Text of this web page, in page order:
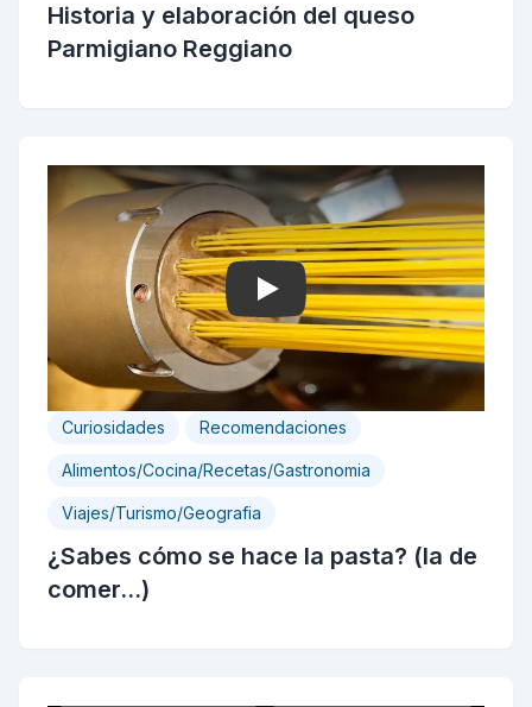
Historia y elaboración del queso
Parmigiano Reggiano
Play
Curiosidades Recomendaciones
Alimentos/Cocina/Recetas/Gastronomia
Viajes/Turismo/Geografia
¿Sabes cómo se hace la pasta? (la de
comer...)